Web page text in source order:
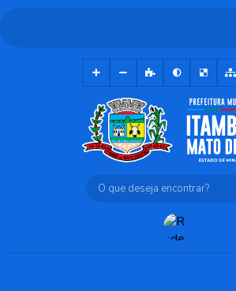
O que deseja encontrar?